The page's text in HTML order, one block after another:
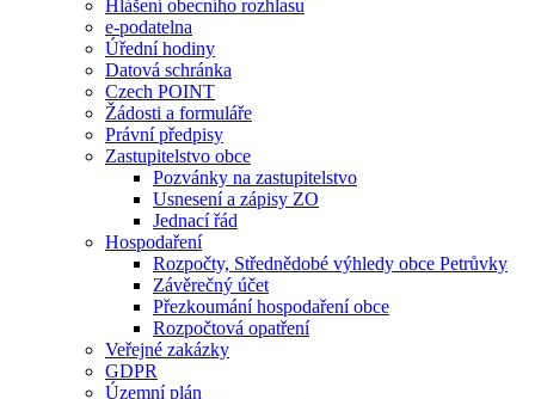
Hlášení obecního rozhlasu
e-podatelna
Úřední hodiny
Datová schránka
Czech POINT
Žádosti a formuláře
Právní předpisy
Zastupitelstvo obce
Pozvánky na zastupitelstvo
Usnesení a zápisy ZO
Jednací řád
Hospodaření
Rozpočty, Střednědobé výhledy obce Petrůvky
Závěrečný účet
Přezkoumání hospodaření obce
Rozpočtová opatření
Veřejné zakázky
GDPR
Územní plán